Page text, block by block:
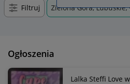
Filtruj Zielona Góra, Lubuskie,
Ogłoszenia
Lalka Steffi Love